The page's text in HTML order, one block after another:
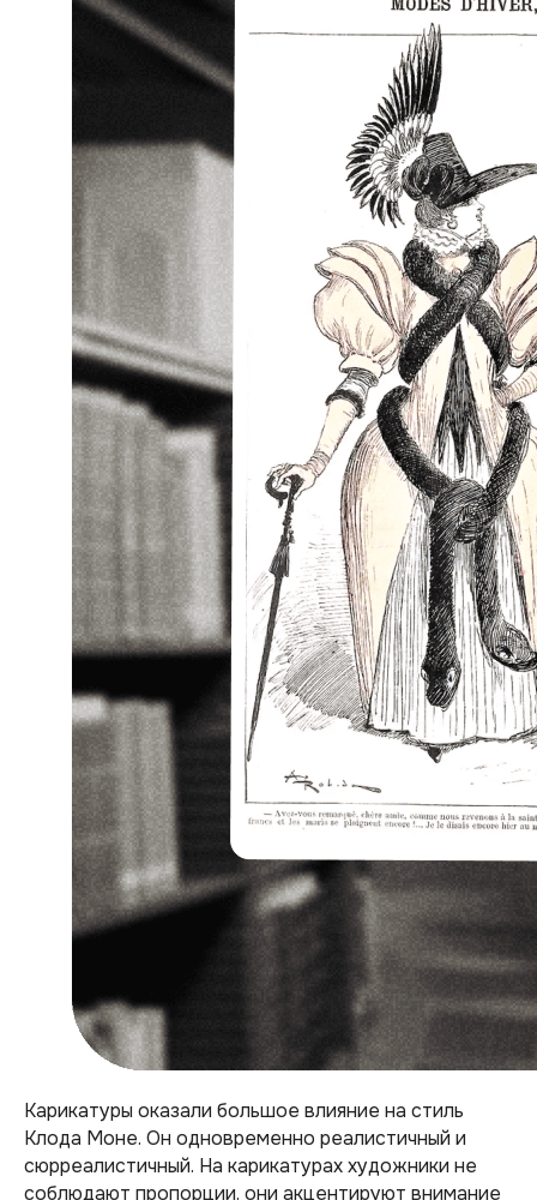
Карикатуры оказали большое влияние на стиль
Клода Моне. Он одновременно реалистичный и
сюрреалистичный. На карикатурах художники не
соблюдают пропорции, они акцентируют внимание